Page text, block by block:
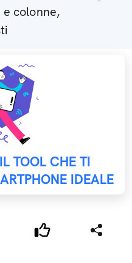
colonne,
TOOL CHE TI
IDEALE